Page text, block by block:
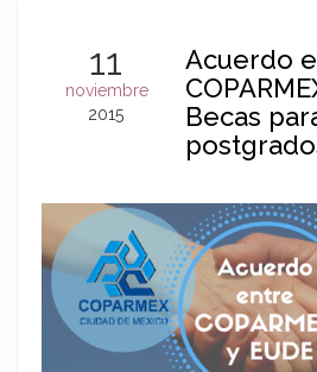
11
noviembre
2015
Acuerdo
Becas